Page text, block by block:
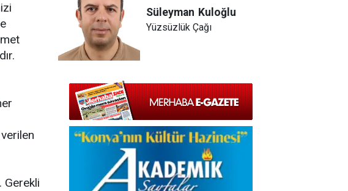
Gerekli
Süleyman Kuloğlu
Yüzsüzlük Çağı